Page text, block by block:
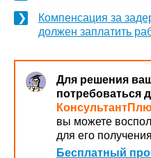
Компенсация за
должен заплатить
Для решения
потребоваться
вы можете
для его
Бесплатный